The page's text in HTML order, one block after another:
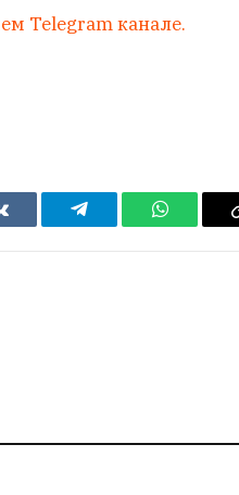
Telegram канале.
Telegram